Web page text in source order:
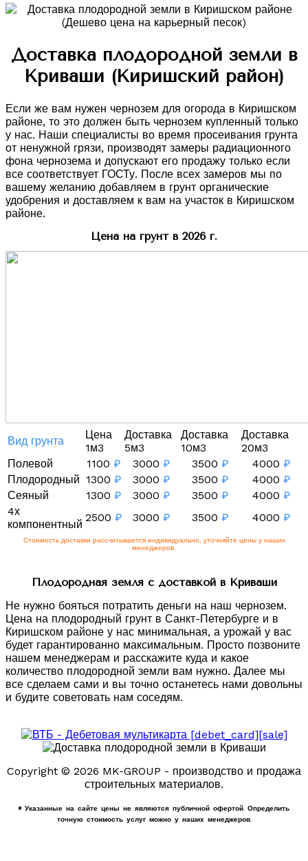
Доставка плодородной земли в
Криваши (Киришский район)
Если же вам нужен чернозем для огорода в Киришском
районе, то это должен быть чернозем купленный только
у нас. Наши специалисты во время просеивания грунта
от ненужной грязи, производят замеры радиационного
фона чернозема и допускают его продажу только если
все соответствует ГОСТу. После всех замеров мы по
вашему желанию добавляем в грунт органические
удобрения и доставляем к вам на участок в Киришском
районе.
Цена на грунт в 2026 г.
Вид грунта
Цена
1м3
Доставка
5м3
Доставка
10м3
Доставка
20м3
Полевой
1100 ₽ 3000 ₽ 3500 ₽ 4000 ₽
Плодородный 1300 ₽ 3000 ₽ 3500 ₽ 4000 ₽
Сеяный
1300 ₽ 3000 ₽ 3500 ₽ 4000 ₽
4х
компонентный
2500 ₽ 3000 ₽ 3500 ₽ 4000 ₽
Стоимость доставки рассчитывается индивидуально, уточняйте цены у наших
менеджеров.
Плодородная земля с доставкой в Криваши
Не нужно бояться потратить деньги на наш чернозем.
Цена на плодородный грунт в Санкт-Петербурге и в
Киришском районе у нас минимальная, а урожай у вас
будет гарантированно максимальным. Просто позвоните
нашем менеджерам и расскажите куда и какое
количество плодородной земли вам нужно. Далее мы
все сделаем сами и вы точно останетесь нами довольны
и будите советовать нам соседям.
Copyright © 2026 MK-GROUP - производство и продажа
строительных материалов.
* Указанные на сайте цены не являются публичной офертой. Определить
точную стоимость услуг можно у наших менеджеров.